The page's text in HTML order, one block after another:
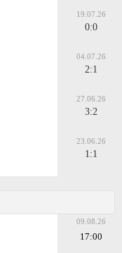
19.07.26
0:0
04.07.26
2:1
27.06.26
3:2
23.06.26
1:1
09.08.26
17:00